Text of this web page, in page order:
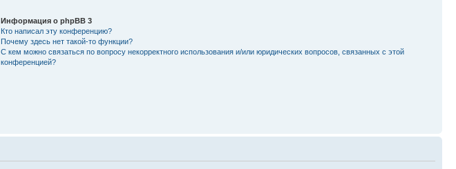
Информация о phpBB 3
Кто написал эту конференцию?
Почему здесь нет такой-то функции?
С кем можно связаться по вопросу некорректного использования и/или юридических вопросов, связанных с этой
конференцией?